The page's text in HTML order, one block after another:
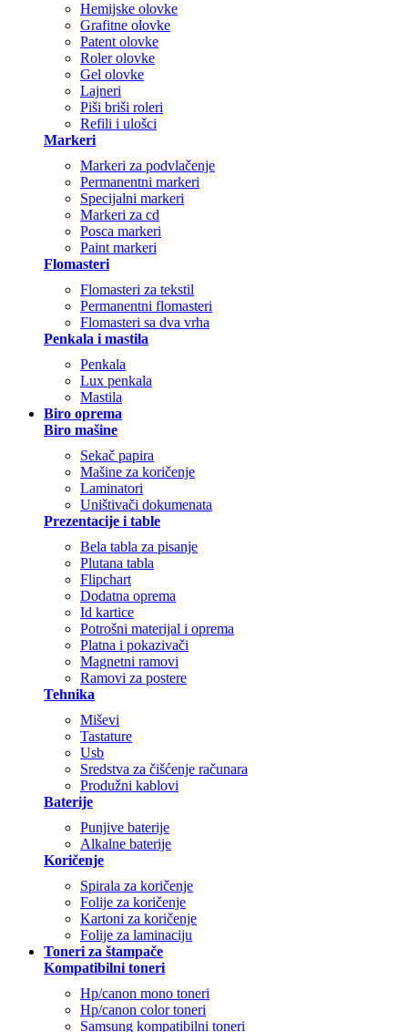
Hemijske olovke
Grafitne olovke
Patent olovke
Roler olovke
Gel olovke
Lajneri
Piši briši roleri
Refili i ulošci
Markeri
Markeri za podvlačenje
Permanentni markeri
Specijalni markeri
Markeri za cd
Posca markeri
Paint markeri
Flomasteri
Flomasteri za tekstil
Permanentni flomasteri
Flomasteri sa dva vrha
Penkala i mastila
Penkala
Lux penkala
Mastila
Biro oprema
Biro mašine
Sekač papira
Mašine za koričenje
Laminatori
Uništivači dokumenata
Prezentacije i table
Bela tabla za pisanje
Plutana tabla
Flipchart
Dodatna oprema
Id kartice
Potrošni materijal i oprema
Platna i pokazivači
Magnetni ramovi
Ramovi za postere
Tehnika
Miševi
Tastature
Usb
Sredstva za čišćenje računara
Produžni kablovi
Baterije
Punjive baterije
Alkalne baterije
Koričenje
Spirala za koričenje
Folije za koričenje
Kartoni za koričenje
Folije za laminaciju
Toneri za štampače
Kompatibilni toneri
Hp/canon mono toneri
Hp/canon color toneri
Samsung kompatibilni toneri